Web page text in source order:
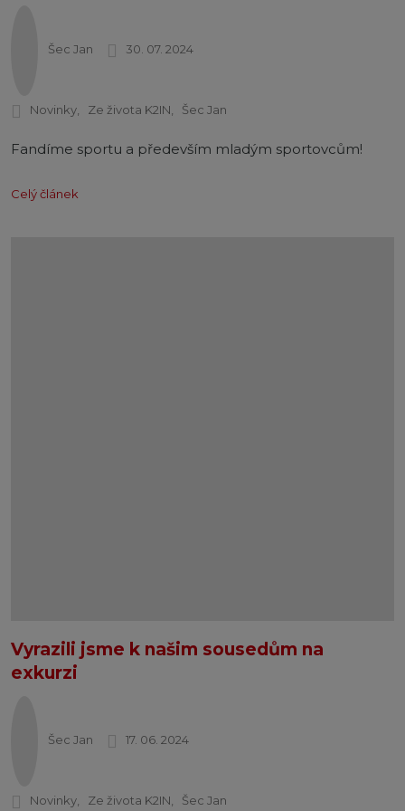
Šec Jan 30. 07. 2024
Novinky Ze života K2IN Šec Jan
Fandíme sportu a především mladým sportovcům!
Celý článek
Vyrazili jsme k našim sousedům na
exkurzi
Šec Jan 17. 06. 2024
Novinky Ze života K2IN Šec Jan